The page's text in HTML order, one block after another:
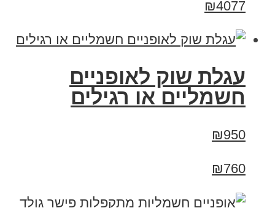
₪4077
עגלת שוק לאופניים
חשמליים או רגילים
₪950
₪760